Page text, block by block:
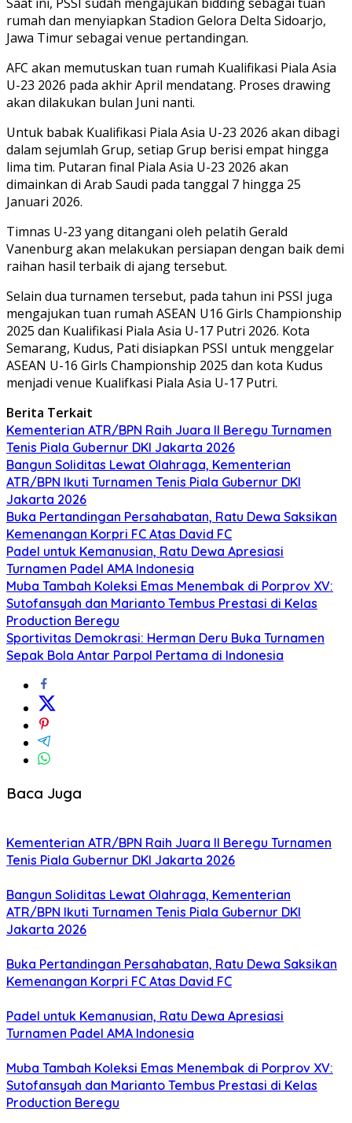
rumah dan menyiapkan Stadion Gelora Delta Sidoarjo,
Jawa Timur sebagai venue pertandingan.
AFC akan memutuskan tuan rumah Kualifikasi Piala Asia
U-23 2026 pada akhir April mendatang. Proses drawing
akan dilakukan bulan Juni nanti.
Untuk babak Kualifikasi Piala Asia U-23 2026 akan dibagi
dalam sejumlah Grup, setiap Grup berisi empat hingga
lima tim. Putaran final Piala Asia U-23 2026 akan
dimainkan di Arab Saudi pada tanggal 7 hingga 25
Januari 2026.
Timnas U-23 yang ditangani oleh pelatih Gerald
Vanenburg akan melakukan persiapan dengan baik demi
raihan hasil terbaik di ajang tersebut.
Selain dua turnamen tersebut, pada tahun ini PSSI juga
mengajukan tuan rumah ASEAN U16 Girls Championship
2025 dan Kualifikasi Piala Asia U-17 Putri 2026. Kota
Semarang, Kudus, Pati disiapkan PSSI untuk menggelar
ASEAN U-16 Girls Championship 2025 dan kota Kudus
menjadi venue Kualifkasi Piala Asia U-17 Putri.
Berita Terkait
Kementerian ATR/BPN Raih Juara II Beregu Turnamen
Tenis Piala Gubernur DKI Jakarta 2026
Bangun Soliditas Lewat Olahraga, Kementerian
ATR/BPN Ikuti Turnamen Tenis Piala Gubernur DKI
Jakarta 2026
Buka Pertandingan Persahabatan, Ratu Dewa Saksikan
Kemenangan Korpri FC Atas David FC
Padel untuk Kemanusian, Ratu Dewa Apresiasi
Turnamen Padel AMA Indonesia
Muba Tambah Koleksi Emas Menembak di Porprov XV:
Sutofansyah dan Marianto Tembus Prestasi di Kelas
Production Beregu
Sportivitas Demokrasi: Herman Deru Buka Turnamen
Sepak Bola Antar Parpol Pertama di Indonesia
Baca Juga
Kementerian ATR/BPN Raih Juara II Beregu Turnamen
Tenis Piala Gubernur DKI Jakarta 2026
Bangun Soliditas Lewat Olahraga, Kementerian
ATR/BPN Ikuti Turnamen Tenis Piala Gubernur DKI
Jakarta 2026
Buka Pertandingan Persahabatan, Ratu Dewa Saksikan
Kemenangan Korpri FC Atas David FC
Padel untuk Kemanusian, Ratu Dewa Apresiasi
Turnamen Padel AMA Indonesia
Muba Tambah Koleksi Emas Menembak di Porprov XV:
Sutofansyah dan Marianto Tembus Prestasi di Kelas
Production Beregu